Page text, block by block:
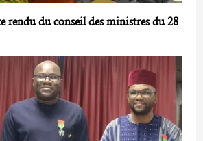
rendu du conseil des ministres du 28